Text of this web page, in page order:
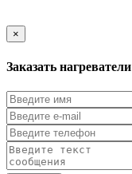
×
Заказать нагреватели